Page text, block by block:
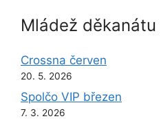
Mládež děkanátu
Crossna červen
20. 5. 2026
Spolčo VIP březen
7. 3. 2026